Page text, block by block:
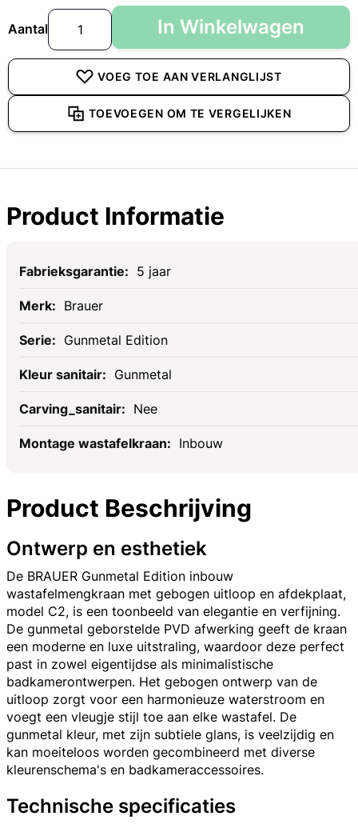
Aantal In Winkelwagen
VOEG TOE AAN VERLANGLIJST
TOEVOEGEN OM TE VERGELIJKEN
Product Informatie
Specificaties
5 jaar
Brauer
Gunmetal Edition
Gunmetal
Nee
Inbouw
Product Beschrijving
Ontwerp en esthetiek
De BRAUER Gunmetal Edition inbouw
wastafelmengkraan met gebogen uitloop en afdekplaat,
model C2, is een toonbeeld van elegantie en verfijning.
De gunmetal geborstelde PVD afwerking geeft de kraan
een moderne en luxe uitstraling, waardoor deze perfect
past in zowel eigentijdse als minimalistische
badkamerontwerpen. Het gebogen ontwerp van de
uitloop zorgt voor een harmonieuze waterstroom en
voegt een vleugje stijl toe aan elke wastafel. De
gunmetal kleur, met zijn subtiele glans, is veelzijdig en
kan moeiteloos worden gecombineerd met diverse
kleurenschema's en badkameraccessoires.
Technische specificaties